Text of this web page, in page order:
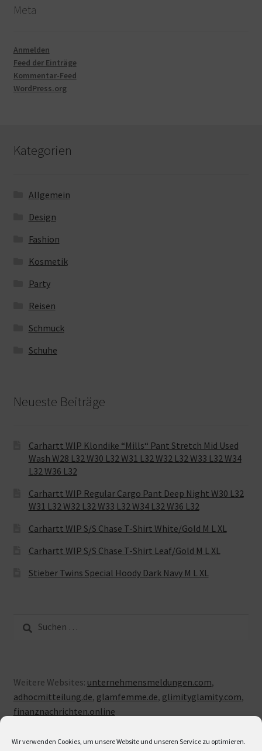
Wir verwenden Cookies, um unsere Website und unseren Service zu optimieren.
Meta
Anmelden
Feed der Einträge
Kommentar-Feed
WordPress.org
Kategorien
Allgemein
Design
Fashion
Kosmetik
Party
Reisen
Schmuck
Schuhe
Neueste Beiträge
Carhartt WIP Klondike “Mills“ Pant Stretch Mid Used
Wash W28 L32 W30 L32 W31 L32 W32 L32 W33 L32 W34
L32 W36 L32
Carhartt WIP Regular Cargo Pant Deep Night W30 L32
W31 L32 W32 L32 W33 L32 W34 L32 W36 L32
Carhartt WIP S/S Chase T-Shirt White/Gold M L XL
Carhartt WIP S/S Chase T-Shirt Leaf/Gold M L XL
Stieber Twins Special Hoody Dark Navy M L XL
nach:
Weitere Websites: unternehmensmeldungen.com,
adhocmitteilung.de, glamfemme.de, glimityglamity.com,
finanznachrichten.online